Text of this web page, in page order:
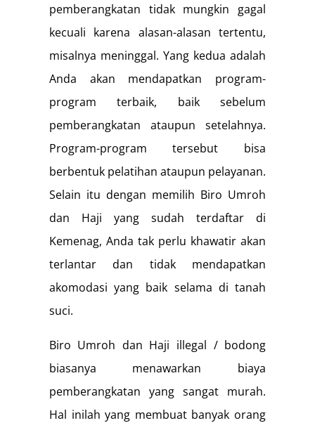
pemberangkatan tidak mungkin gagal
kecuali karena alasan-alasan tertentu,
misalnya meninggal. Yang kedua adalah
Anda akan mendapatkan program-
program terbaik, baik sebelum
pemberangkatan ataupun setelahnya.
Program-program tersebut bisa
berbentuk pelatihan ataupun pelayanan.
Selain itu dengan memilih Biro Umroh
dan Haji yang sudah terdaftar di
Kemenag, Anda tak perlu khawatir akan
terlantar dan tidak mendapatkan
akomodasi yang baik selama di tanah
suci.
Biro Umroh dan Haji illegal / bodong
biasanya menawarkan biaya
pemberangkatan yang sangat murah.
Hal inilah yang membuat banyak orang